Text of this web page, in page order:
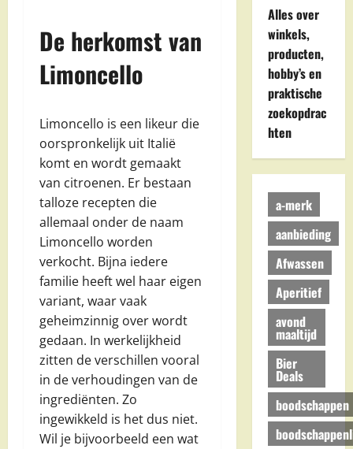
De herkomst van
Limoncello
Limoncello is een likeur die
oorspronkelijk uit Italië
komt en wordt gemaakt
van citroenen. Er bestaan
talloze recepten die
allemaal onder de naam
Limoncello worden
verkocht. Bijna iedere
familie heeft wel haar eigen
variant, waar vaak
geheimzinnig over wordt
gedaan. In werkelijkheid
zitten de verschillen vooral
in de verhoudingen van de
ingrediënten. Zo
ingewikkeld is het dus niet.
Wil je bijvoorbeeld een wat
Alles over
winkels,
producten,
hobby’s en
praktische
zoekopdrac
hten
a-merk
aanbieding
Afwassen
Aperitief
avond
maaltijd
Bier
Deals
boodschappen